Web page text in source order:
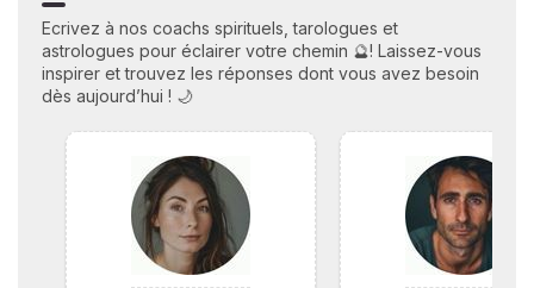
Ecrivez à nos coachs spirituels, tarologues et
astrologues pour éclairer votre chemin 🔮! Laissez-vous
inspirer et trouvez les réponses dont vous avez besoin
dès aujourd’hui ! 🌙